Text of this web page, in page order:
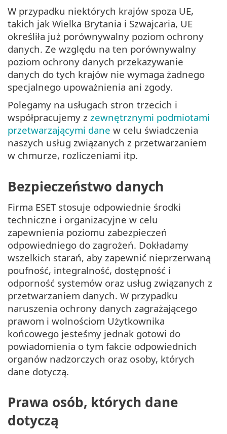
W przypadku niektórych krajów spoza UE,
takich jak Wielka Brytania i Szwajcaria, UE
określiła już porównywalny poziom ochrony
danych. Ze względu na ten porównywalny
poziom ochrony danych przekazywanie
danych do tych krajów nie wymaga żadnego
specjalnego upoważnienia ani zgody.
Polegamy na usługach stron trzecich i
współpracujemy z zewnętrznymi podmiotami
przetwarzającymi dane w celu świadczenia
naszych usług związanych z przetwarzaniem
w chmurze, rozliczeniami itp.
Bezpieczeństwo danych
Firma ESET stosuje odpowiednie środki
techniczne i organizacyjne w celu
zapewnienia poziomu zabezpieczeń
odpowiedniego do zagrożeń. Dokładamy
wszelkich starań, aby zapewnić nieprzerwaną
poufność, integralność, dostępność i
odporność systemów oraz usług związanych z
przetwarzaniem danych. W przypadku
naruszenia ochrony danych zagrażającego
prawom i wolnościom Użytkownika
końcowego jesteśmy jednak gotowi do
powiadomienia o tym fakcie odpowiednich
organów nadzorczych oraz osoby, których
dane dotyczą.
Prawa osób, których dane
dotyczą